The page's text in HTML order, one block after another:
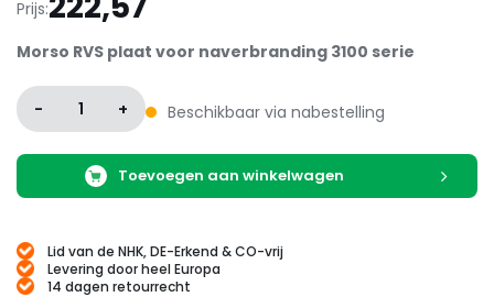
Prijs:
Morso RVS plaat voor naverbranding 3100 serie
- 1 + Beschikbaar via nabestelling
Toevoegen aan winkelwagen
Lid van de NHK, DE-Erkend & CO-vrij
Levering door heel Europa
14 dagen retourrecht